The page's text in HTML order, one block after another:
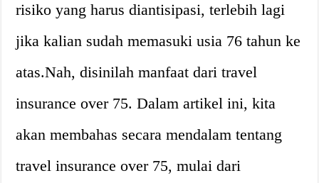
risiko yang harus diantisipasi, terlebih lagi
jika kalian sudah memasuki usia 76 tahun ke
atas.Nah, disinilah manfaat dari travel
insurance over 75. Dalam artikel ini, kita
akan membahas secara mendalam tentang
travel insurance over 75, mulai dari